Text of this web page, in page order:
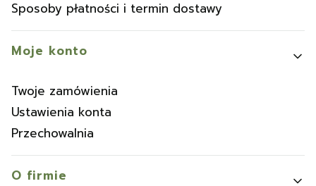
Sposoby płatności i termin dostawy
Moje konto
Twoje zamówienia
Ustawienia konta
Przechowalnia
O firmie